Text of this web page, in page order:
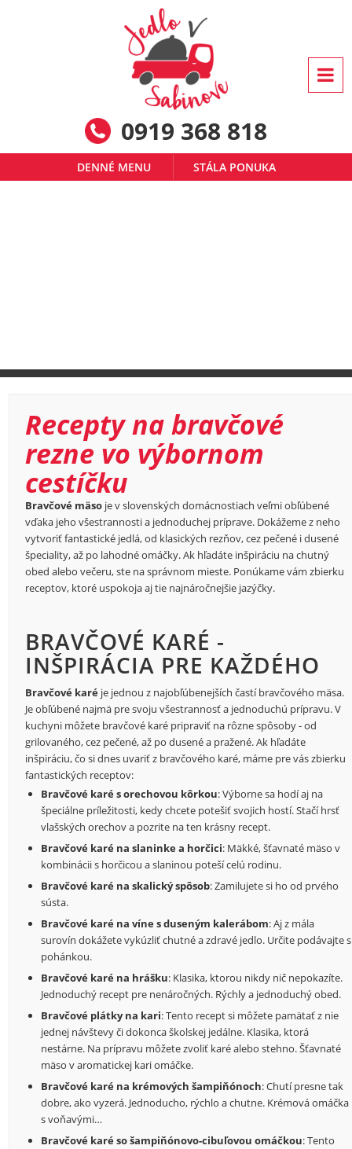
0919 368 818
DENNÉ MENU STÁLA PONUKA
Recepty na bravčové
rezne vo výbornom
cestíčku
Bravčové mäso je v slovenských domácnostiach veľmi obľúbené
vďaka jeho všestrannosti a jednoduchej príprave. Dokážeme z neho
vytvoriť fantastické jedlá, od klasických rezňov, cez pečené i dusené
špeciality, až po lahodné omáčky. Ak hľadáte inšpiráciu na chutný
obed alebo večeru, ste na správnom mieste. Ponúkame vám zbierku
receptov, ktoré uspokoja aj tie najnáročnejšie jazýčky.
BRAVČOVÉ KARÉ -
INŠPIRÁCIA PRE KAŽDÉHO
Bravčové karé je jednou z najobľúbenejších častí bravčového mäsa.
Je obľúbené najmä pre svoju všestrannosť a jednoduchú prípravu. V
kuchyni môžete bravčové karé pripraviť na rôzne spôsoby - od
grilovaného, cez pečené, až po dusené a pražené. Ak hľadáte
inšpiráciu, čo si dnes uvariť z bravčového karé, máme pre vás zbierku
fantastických receptov:
Bravčové karé s orechovou kôrkou: Výborne sa hodí aj na
špeciálne príležitosti, kedy chcete potešiť svojich hostí. Stačí hrsť
vlašských orechov a pozrite na ten krásny recept.
Bravčové karé na slaninke a horčici: Mäkké, šťavnaté mäso v
kombinácii s horčicou a slaninou poteší celú rodinu.
Bravčové karé na skalický spôsob: Zamilujete si ho od prvého
sústa.
Bravčové karé na víne s duseným kalerábom: Aj z mála
surovín dokážete vykúzliť chutné a zdravé jedlo. Určite podávajte s
pohánkou.
Bravčové karé na hrášku: Klasika, ktorou nikdy nič nepokazíte.
Jednoduchý recept pre nenáročných. Rýchly a jednoduchý obed.
Bravčové plátky na kari: Tento recept si môžete pamätať z nie
jednej návštevy či dokonca školskej jedálne. Klasika, ktorá
nestárne. Na prípravu môžete zvoliť karé alebo stehno. Šťavnaté
mäso v aromatickej kari omáčke.
Bravčové karé na krémových šampiňónoch: Chutí presne tak
dobre, ako vyzerá. Jednoducho, rýchlo a chutne. Krémová omáčka
s voňavými…
Bravčové karé so šampiňónovo-cibuľovou omáčkou: Tento